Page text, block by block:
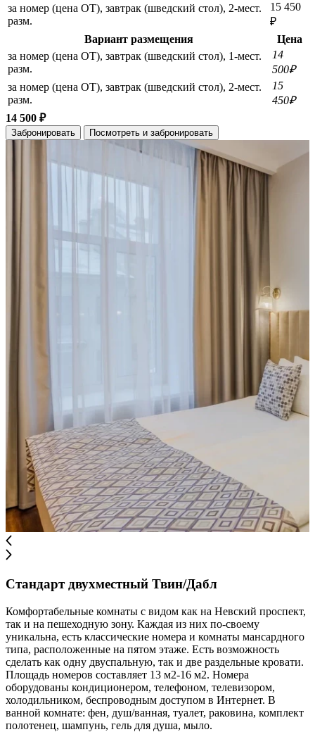
за номер (цена ОТ), завтрак (шведский стол), 2-мест.
разм.
15 450
₽
Вариант размещения
Цена
за номер (цена ОТ), завтрак (шведский стол), 1-мест.
разм.
14
500₽
за номер (цена ОТ), завтрак (шведский стол), 2-мест.
разм.
15
450₽
14 500 ₽
Забронировать Посмотреть и забронировать
Стандарт двухместный Твин/Дабл
Комфортабельные комнаты с видом как на Невский проспект,
так и на пешеходную зону. Каждая из них по-своему
уникальна, есть классические номера и комнаты мансардного
типа, расположенные на пятом этаже. Есть возможность
сделать как одну двуспальную, так и две раздельные кровати.
Площадь номеров составляет 13 м2-16 м2. Номера
оборудованы кондиционером, телефоном, телевизором,
холодильником, беспроводным доступом в Интернет. В
ванной комнате: фен, душ/ванная, туалет, раковина, комплект
полотенец, шампунь, гель для душа, мыло.